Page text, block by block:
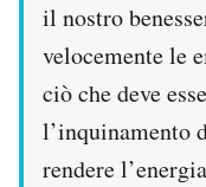
il nostro
velocemente le
ciò che deve
l’inquinamento
rendere